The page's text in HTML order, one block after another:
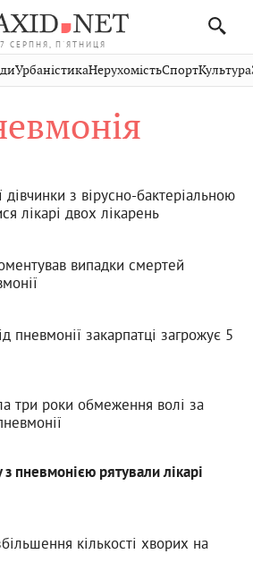
7 СЕРПНЯ, П'ЯТНИЦЯ
Публікації
Авто СловкоКультура
Кіно Дім Спорт
УрбаністикаНерухомістьСпортКультура
дівчинки з вірусно-бактеріальною
лікарі двох лікарень
випадки смертей
пневмонії закарпатці загрожує 5
три роки обмеження волі за
з пневмонією рятували лікарі
кількості хворих на